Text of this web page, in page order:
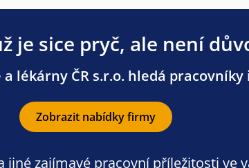
je sice pryč, ale není
lékárny ČR s.r.o. hledá pracovníky
Zobrazit nabídky firmy
jiné zajímavé pracovní příležitosti ve